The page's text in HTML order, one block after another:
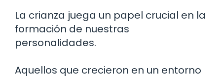
La crianza juega un papel crucial en la
formación de nuestras
personalidades.
Aquellos que crecieron en un entorno